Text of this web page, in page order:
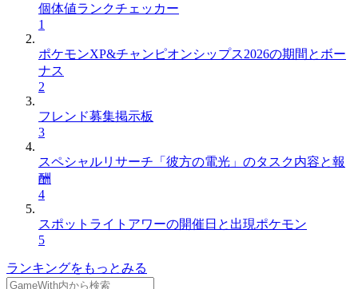
個体値ランクチェッカー
1
ポケモンXP&チャンピオンシップス2026の期間とボー
ナス
2
フレンド募集掲示板
3
スペシャルリサーチ「彼方の電光」のタスク内容と報
酬
4
スポットライトアワーの開催日と出現ポケモン
5
ランキングをもっとみる